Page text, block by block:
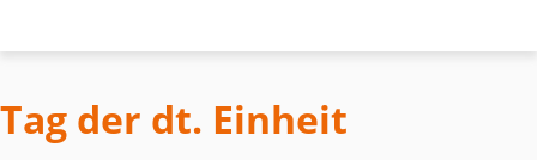
Tag der dt. Einheit